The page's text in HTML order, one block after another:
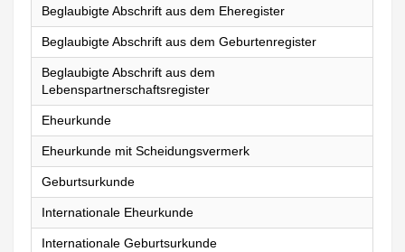
Beglaubigte Abschrift aus dem Eheregister
Beglaubigte Abschrift aus dem Geburtenregister
Beglaubigte Abschrift aus dem
Lebenspartnerschaftsregister
Eheurkunde
Eheurkunde mit Scheidungsvermerk
Geburtsurkunde
Internationale Eheurkunde
Internationale Geburtsurkunde